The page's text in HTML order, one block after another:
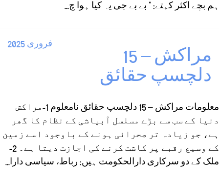
ہم بچے اکثر کہتے: " بے بے جی یہ کیا ہوا چ...
فروری 2025
مراكش – 15
دلچسپ حقائق
معلومات مراكش – 15 دلچسپ حقائق نامعلوم 1-مراکش
دنیا کے سب سے بڑے مسلسل آبپاشی کے نظام کا گھر
ہے، جو زیادہ تر صحرائی ہونے کے باوجود اسے زمین
کے وسیع رقبے پر کاشت کرنے کی اجازت دیتا ہے۔ 2-
ملک کے دو سرکاری دارالحکومت ہیں: رباط، سیاسی دارا...